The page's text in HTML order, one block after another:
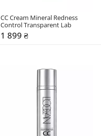
CC Cream Mineral Redness
Control Transparent Lab
1 899 ₴